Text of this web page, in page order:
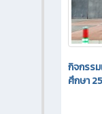
กิจกรร
ศึกษา